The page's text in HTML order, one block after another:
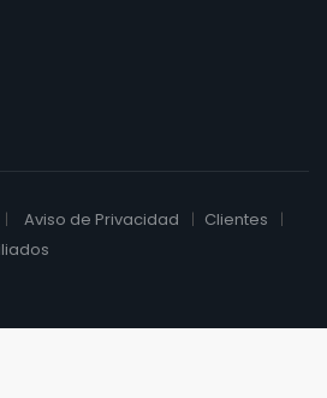
Aviso de Privacidad
Clientes